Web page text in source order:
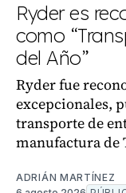
Ryder es
como
del Año”
Ryder fue
excepcionales,
transporte de
manufactura de
ADRIÁN MARTÍNEZ